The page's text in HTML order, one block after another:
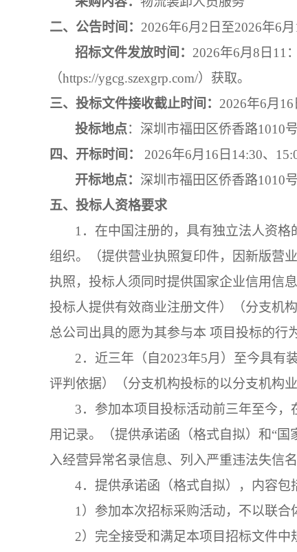
二、 公告时间： 2026年6月 2 日至2026年6月
招标文件发放时间： 2026年6月 8 日 11
（https://ygcg.szexgrp.com/）获取。
三、投标文件接收截止时间： 2026年6月 16
投标地点： 深圳市福田区侨香路1010
四、 开标时间： 2026年6月 16 日 14:30、15:
开标地点： 深圳市福田区侨香路1010
五、 投标人资格要求
1． 在中国注册的，具有独立法人资
组织。（提供营业执照复印件，因新版营
执照，投标人须同时提供国家企业信用信
投标人提供有效商业注册文件）（分支机
总公司出具的愿为其参与本 项目投标的行
2． 近三年（自 2023年5月）至今具有
评判依据）（分支机构投标的以分支机构业
3． 参加本项目投标活动前三年至今
用记录。（提供承诺函（格式自拟）和“国
入经营异常名录信息、列入严重违法失信
4． 提供承诺函（格式自拟），内容包
1）参加本次招标采购活动，不以联合
2）完全接受和满足本项目招标文件